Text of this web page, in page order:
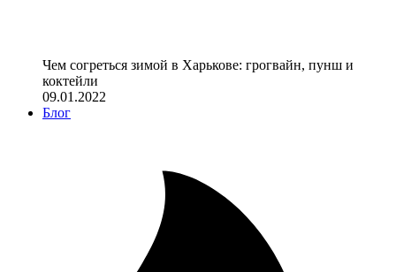
Чем согреться зимой в Харькове: грогвайн, пунш и
коктейли
09.01.2022
Блог